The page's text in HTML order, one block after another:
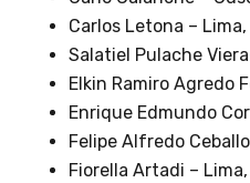
Carlos Letona – Lima,
Salatiel Pulache
Elkin Ramiro Agredo
Enrique Edmundo
Felipe Alfredo
Fiorella Artadi –